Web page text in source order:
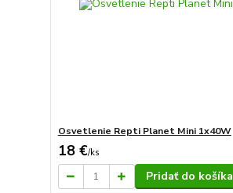
Osvetlenie Repti Planet Mini 1x40W
18 €/ks
Pridať do košíka